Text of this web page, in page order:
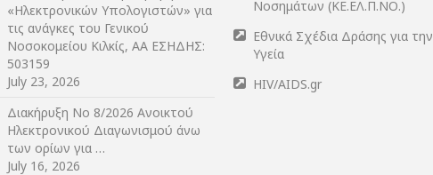
«Ηλεκτρονικών Υπολογιστών» για
τις ανάγκες του Γενικού
Νοσοκομείου Κιλκίς, ΑΑ ΕΣΗΔΗΣ:
503159
July 23, 2026
Διακήρυξη Νο 8/2026 Ανοικτού
Ηλεκτρονικού Διαγωνισμού άνω
των ορίων για …
July 16, 2026
Νοσημάτων (ΚΕ.ΕΛ.Π.ΝΟ.)
Εθνικά Σχέδια Δράσης για την
Υγεία
HIV/AIDS.gr